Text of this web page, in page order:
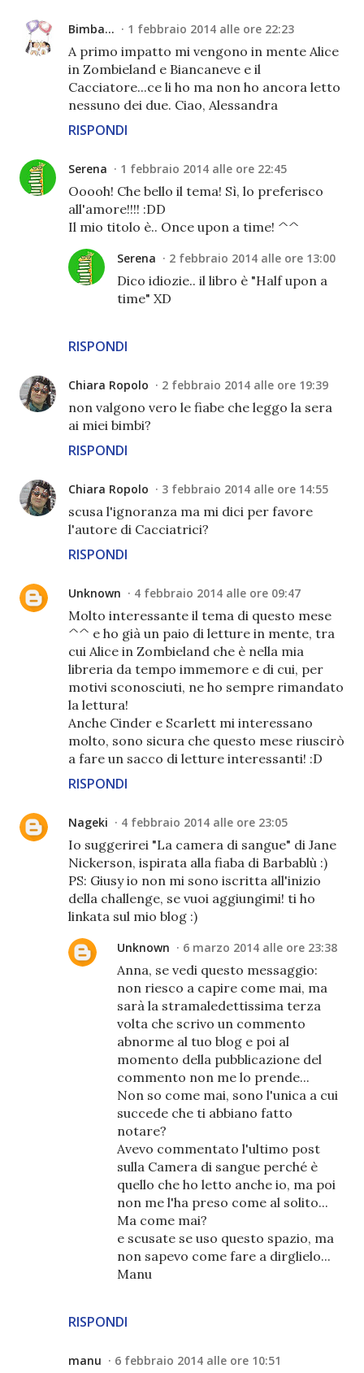
Bimba... 1 febbraio 2014 alle ore 22:23
A primo impatto mi vengono in mente Alice
in Zombieland e Biancaneve e il
Cacciatore...ce li ho ma non ho ancora letto
nessuno dei due. Ciao, Alessandra
RISPONDI
Serena 1 febbraio 2014 alle ore 22:45
Ooooh! Che bello il tema! Sì, lo preferisco
all'amore!!!! :DD
Il mio titolo è.. Once upon a time! ^^
RISPONDI
Serena 2 febbraio 2014 alle ore 13:00
Dico idiozie.. il libro è "Half upon a
time" XD
Chiara Ropolo 2 febbraio 2014 alle ore 19:39
non valgono vero le fiabe che leggo la sera
ai miei bimbi?
RISPONDI
Chiara Ropolo 3 febbraio 2014 alle ore 14:55
scusa l'ignoranza ma mi dici per favore
l'autore di Cacciatrici?
RISPONDI
Unknown 4 febbraio 2014 alle ore 09:47
Molto interessante il tema di questo mese
^^ e ho già un paio di letture in mente, tra
cui Alice in Zombieland che è nella mia
libreria da tempo immemore e di cui, per
motivi sconosciuti, ne ho sempre rimandato
la lettura!
Anche Cinder e Scarlett mi interessano
molto, sono sicura che questo mese riuscirò
a fare un sacco di letture interessanti! :D
RISPONDI
Nageki 4 febbraio 2014 alle ore 23:05
Io suggerirei "La camera di sangue" di Jane
Nickerson, ispirata alla fiaba di Barbablù :)
PS: Giusy io non mi sono iscritta all'inizio
della challenge, se vuoi aggiungimi! ti ho
linkata sul mio blog :)
RISPONDI
Unknown 6 marzo 2014 alle ore 23:38
Anna, se vedi questo messaggio:
non riesco a capire come mai, ma
sarà la stramaledettissima terza
volta che scrivo un commento
abnorme al tuo blog e poi al
momento della pubblicazione del
commento non me lo prende...
Non so come mai, sono l'unica a cui
succede che ti abbiano fatto
notare?
Avevo commentato l'ultimo post
sulla Camera di sangue perché è
quello che ho letto anche io, ma poi
non me l'ha preso come al solito...
Ma come mai?
e scusate se uso questo spazio, ma
non sapevo come fare a dirglielo...
Manu
manu 6 febbraio 2014 alle ore 10:51